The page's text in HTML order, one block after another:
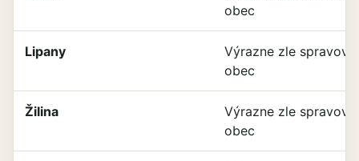
obec
Lipany
Výrazne zle
obec
Žilina
Výrazne zle
obec